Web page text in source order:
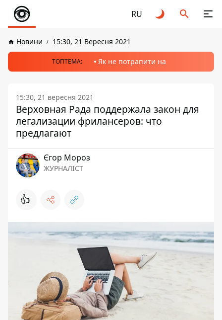
RU
Новини 15:30, 21 Вересня 2021
ТОПТЕМА: Як не потрапити на
15:30, 21 вересня 2021
Верховная Рада поддержала закон для
легализации фрилансеров: что
предлагают
Єгор Мороз
ЖУРНАЛІСТ
👍